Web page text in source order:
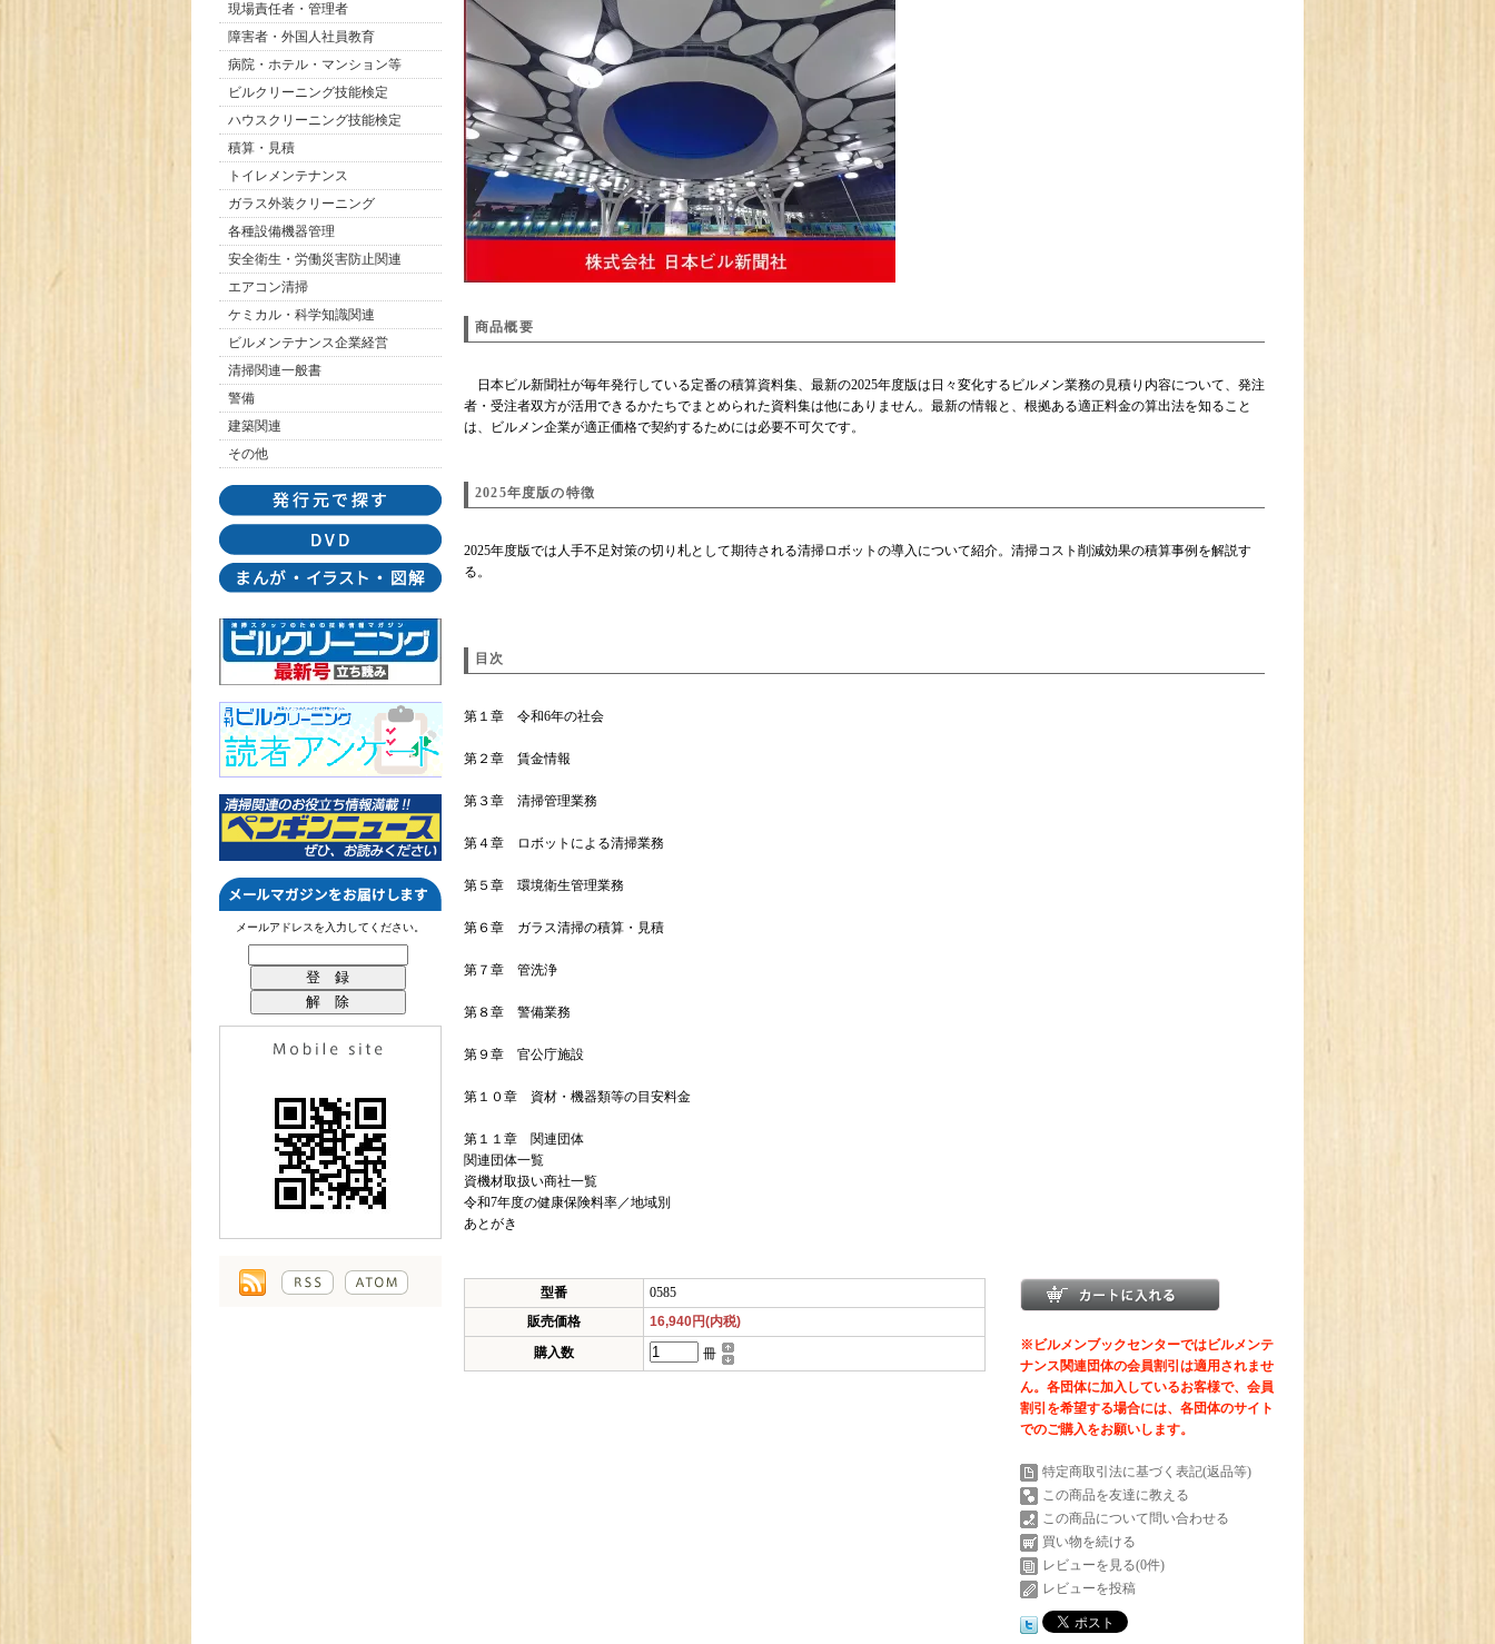
現場責任者・管理者
障害者・外国人社員教育
病院・ホテル・マンション等
ビルクリーニング技能検定
ハウスクリーニング技能検定
積算・見積
トイレメンテナンス
ガラス外装クリーニング
各種設備機器管理
安全衛生・労働災害防止関連
エアコン清掃
ケミカル・科学知識関連
ビルメンテナンス企業経営
清掃関連一般書
警備
建築関連
その他
メールアドレスを入力してください。
商品概要
日本ビル新聞社が毎年発行している定番の積算資料集、最新の2025年度版は日々変化するビルメン業務の見積り内容について、発注
者・受注者双方が活用できるかたちでまとめられた資料集は他にありません。最新の情報と、根拠ある適正料金の算出法を知ること
は、ビルメン企業が適正価格で契約するためには必要不可欠です。
2025年度版の特徴
2025年度版では人手不足対策の切り札として期待される清掃ロボットの導入について紹介。清掃コスト削減効果の積算事例を解説す
る。
目次
第１章 令和6年の社会
第２章 賃金情報
第３章 清掃管理業務
第４章 ロボットによる清掃業務
第５章 環境衛生管理業務
第６章 ガラス清掃の積算・見積
第７章 管洗浄
第８章 警備業務
第９章 官公庁施設
第１０章 資材・機器類等の目安料金
第１１章 関連団体
関連団体一覧
資機材取扱い商社一覧
令和7年度の健康保険料率／地域別
あとがき
型番
0585
販売価格
16,940円(内税)
購入数
冊
※ビルメンブックセンターではビルメンテ
ナンス関連団体の会員割引は適用されませ
ん。各団体に加入しているお客様で、会員
割引を希望する場合には、各団体のサイト
でのご購入をお願いします。
特定商取引法に基づく表記(返品等)
この商品を友達に教える
この商品について問い合わせる
買い物を続ける
レビューを見る(0件)
レビューを投稿